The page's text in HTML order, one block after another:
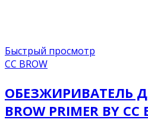
Быстрый просмотр
CC BROW
ОБЕЗЖИРИВАТЕЛЬ
BROW PRIMER BY